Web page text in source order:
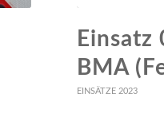
BMA
EINSÄTZE 2023